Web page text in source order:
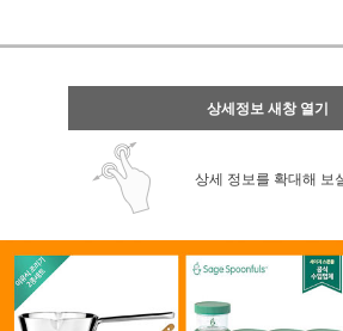
상세정보 새창 열기
상세 정보를 확대해 보